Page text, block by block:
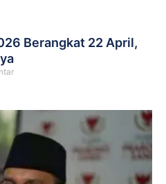
Berangkat 22 April,